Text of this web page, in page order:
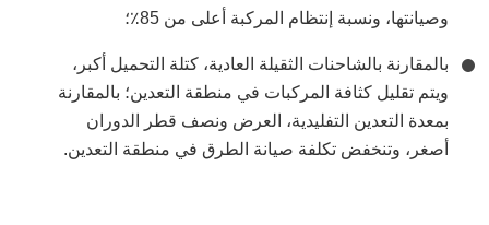
وصيانتها، ونسبة إنتظام المركبة أعلى من 85٪؛
بالمقارنة بالشاحنات الثقيلة العادية، كتلة التحميل أكبر،
ويتم تقليل كثافة المركبات في منطقة التعدين؛ بالمقارنة
بمعدة التعدين التفليدية، العرض ونصف قطر الدوران
أصغر، وتنخفض تكلفة صيانة الطرق في منطقة التعدين.